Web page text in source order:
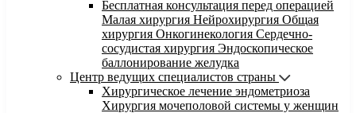
Бесплатная консультация перед операцией
Малая хирургия Нейрохирургия Общая
хирургия Онкогинекология Сердечно-
сосудистая хирургия Эндоскопическое
баллонирование желудка
Центр ведущих специалистов страны
Хирургическое лечение эндометриоза
Хирургия мочеполовой системы у женщин